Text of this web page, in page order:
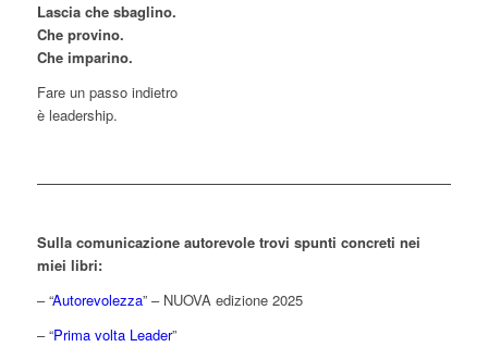
Lascia che sbaglino.
Che provino.
Che imparino.
Fare un passo indietro
è leadership.
Sulla comunicazione autorevole trovi spunti concreti nei
miei libri:
– “Autorevolezza” – NUOVA edizione 2025
– “Prima volta Leader”